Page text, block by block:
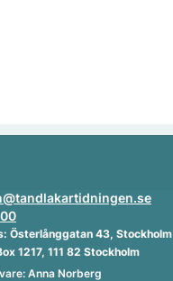
Österlånggatan 43, Stockholm
1217, 111 82 Stockholm
Anna Norberg